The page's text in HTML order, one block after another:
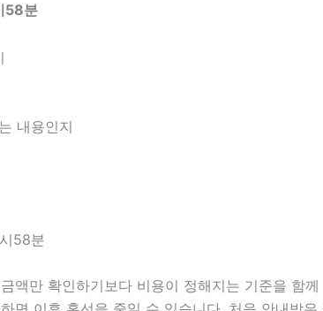
58분
내용인지
58분
액만 확인하기보다 비용이 정해지는 기준을 함